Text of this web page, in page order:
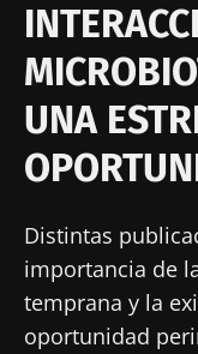
UNA
Distintas
importancia de
temprana y la
oportunidad